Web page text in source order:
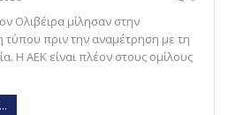
Ολιβέιρα μίλησαν στην
τύπου πριν την αναμέτρηση με τη
H ΑΕΚ είναι πλέον στους ομίλους